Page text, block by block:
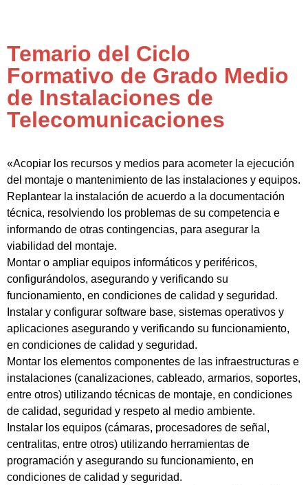
Temario del Ciclo
Formativo de Grado Medio
de Instalaciones de
Telecomunicaciones
«Acopiar los recursos y medios para acometer la ejecución
del montaje o mantenimiento de las instalaciones y equipos.
Replantear la instalación de acuerdo a la documentación
técnica, resolviendo los problemas de su competencia e
informando de otras contingencias, para asegurar la
viabilidad del montaje.
Montar o ampliar equipos informáticos y periféricos,
configurándolos, asegurando y verificando su
funcionamiento, en condiciones de calidad y seguridad.
Instalar y configurar software base, sistemas operativos y
aplicaciones asegurando y verificando su funcionamiento,
en condiciones de calidad y seguridad.
Montar los elementos componentes de las infraestructuras e
instalaciones (canalizaciones, cableado, armarios, soportes,
entre otros) utilizando técnicas de montaje, en condiciones
de calidad, seguridad y respeto al medio ambiente.
Instalar los equipos (cámaras, procesadores de señal,
centralitas, entre otros) utilizando herramientas de
programación y asegurando su funcionamiento, en
condiciones de calidad y seguridad.